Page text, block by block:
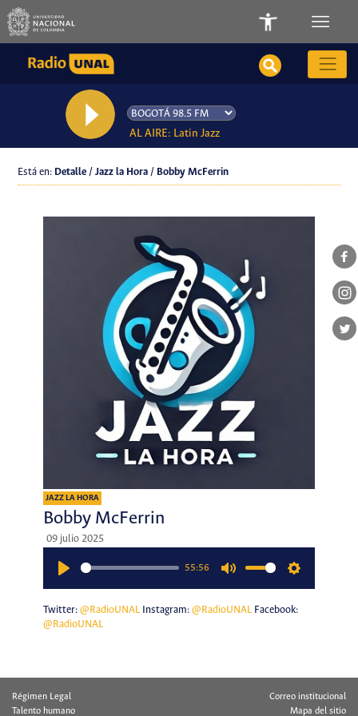
AL AIRE: Latin Jazz
Está en: Detalle / Jazz la Hora / Bobby McFerrin
JAZZ LA HORA
Bobby McFerrin
09 julio 2025
55:56
Twitter: @RadioUNALInstagram: @RadioUNALFacebook:
@RadioUNAL
Régimen Legal
Talento humano
Correo institucional
Mapa del sitio